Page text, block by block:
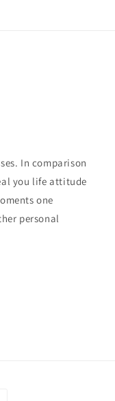
In comparison
you life attitude
one
personal